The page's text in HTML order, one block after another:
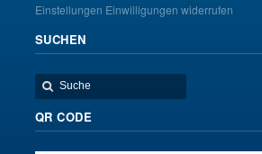
Einstellungen Einwilligungen widerrufen
SUCHEN
QR CODE